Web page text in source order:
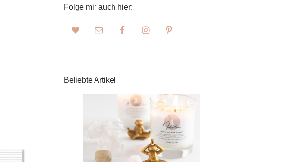
Folge mir auch hier:
Beliebte Artikel